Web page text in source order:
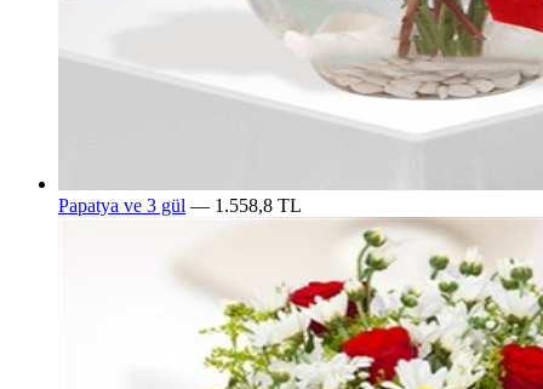
Papatya ve 3 gül — 1.558,8 TL